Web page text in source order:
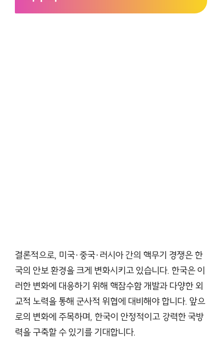
결론적으로, 미국·중국·러시아 간의 핵무기 경쟁은 한
국의 안보 환경을 크게 변화시키고 있습니다. 한국은 이
러한 변화에 대응하기 위해 핵잠수함 개발과 다양한 외
교적 노력을 통해 군사적 위협에 대비해야 합니다. 앞으
로의 변화에 주목하며, 한국이 안정적이고 강력한 국방
력을 구축할 수 있기를 기대합니다.